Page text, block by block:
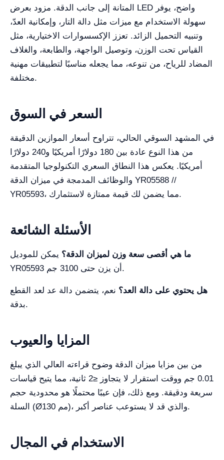
المتانة إلى جانب الدقة. مزود بعرض LED واضح، يوفر
سهولة الاستخدام مع ميزات مثل دالة التار، وإمكانية العدّ،
وتنبيه التحميل الزائد. تعزز الإكسسوارات الاختيارية، مثل
القياس تحت الوزن، وتوصيل الواجهة، والطابعة، والغلاف
المضاد للرياح، من تنوعه، مما يجعله مناسبًا لتطبيقات مهنية
مختلفة.
السعر في السوق
في المشهد السوقي الحالي، تتراوح أسعار الموازين الدقيقة
من هذا النوع عادة بين 180 دولارًا أمريكيًا و240 دولارًا
أمريكيًا. يعكس هذا النطاق السعري التكنولوجيا المتقدمة
والوظائف المدمجة في ميزان الدقة YR05588 //
YR05593، مما يضمن لك قيمة ممتازة لاستثمارك.
الأسئلة الشائعة
ما هي أقصى سعة وزن لميزان الدقة؟ يمكن للموديل
YR05593 أن يزن حتى 3100 جم.
هل يحتوي على دالة العد؟ نعم، يتضمن دالة عد لعد القطع
بدقة.
المزايا والعيوب
من بين مزايا ميزان الدقة وضوح قراءته العالي الذي يبلغ
0.01 جم ووقت استقرار لا يتجاوز ≤2 ثانية، مما يتيح قياسات
سريعة ودقيقة. ومع ذلك، فإن عيبًا محتملًا هو محدودية حجم
السلة (Ø130 مم)، والذي قد لا يستوعب عناصر أكبر.
الاستخدام في المجال